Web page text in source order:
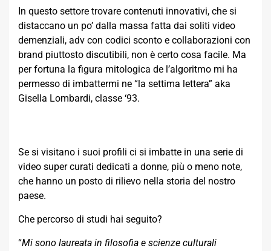
In questo settore trovare contenuti innovativi, che si
distaccano un po’ dalla massa fatta dai soliti video
demenziali, adv con codici sconto e collaborazioni con
brand piuttosto discutibili, non è certo cosa facile. Ma
per fortuna la figura mitologica de l’algoritmo mi ha
permesso di imbattermi ne “la settima lettera” aka
Gisella Lombardi, classe ‘93.
Se si visitano i suoi profili ci si imbatte in una serie di
video super curati dedicati a donne, più o meno note,
che hanno un posto di rilievo nella storia del nostro
paese.
Che percorso di studi hai seguito?
“Mi sono laureata in filosofia e scienze culturali